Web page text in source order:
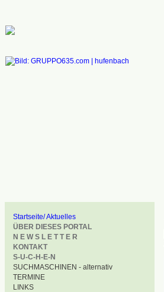
Startseite/ Aktuelles
ÜBER DIESES PORTAL
N E W S L E T T E R
KONTAKT
S-U-C-H-E-N
SUCHMASCHINEN - alternativ
TERMINE
LINKS